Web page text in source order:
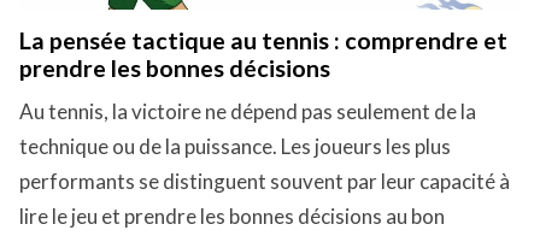
La pensée tactique au tennis : comprendre et
prendre les bonnes décisions
Au tennis, la victoire ne dépend pas seulement de la
technique ou de la puissance. Les joueurs les plus
performants se distinguent souvent par leur capacité à
lire le jeu et prendre les bonnes décisions au bon